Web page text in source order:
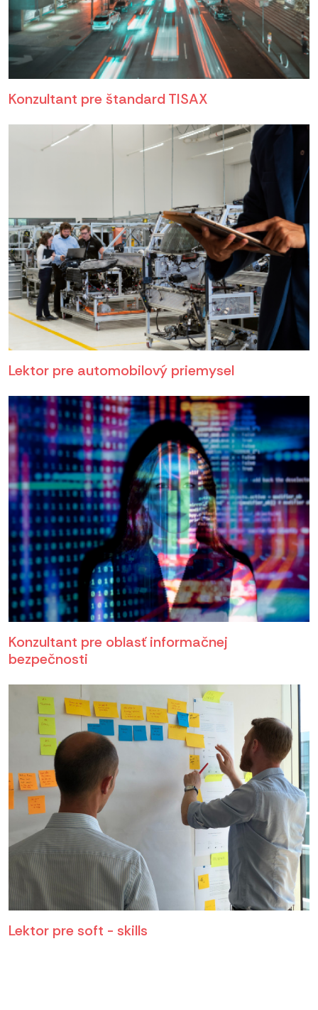
Konzultant pre štandard TISAX
Lektor pre automobilový priemysel
Konzultant pre oblasť informačnej
bezpečnosti
Lektor pre soft - skills